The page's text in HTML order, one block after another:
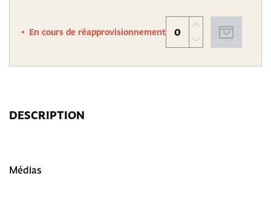
En cours de réapprovisionnement
DESCRIPTION
Médias